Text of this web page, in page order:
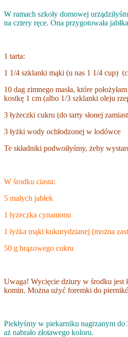
W ramach szkoły domowej
na cztery ręce. Ona przygotowała
1 tarta:
1 1/4 szklanki mąki (u nas 1 1/4 cup)
10 dag zimnego masła, które
kostkę 1 cm (albo 1/3 szklanki oleju
3 łyżeczki cukru (do tarty słonej
3 łyżki wody ochłodzonej w lodówce
Te składniki podwoiłyśmy, żeby
W środku ciasta:
5 małych jabłek
1 łyżeczka cynamonu
1 łyżka mąki kukurydzianej (można
50 g brązowego cukru
Uwaga! Wycięcie dziury w środku jest
komin. Można użyć foremki do
Piekłyśmy w piekarniku nagrzanym
aż nabrało złotawego koloru.